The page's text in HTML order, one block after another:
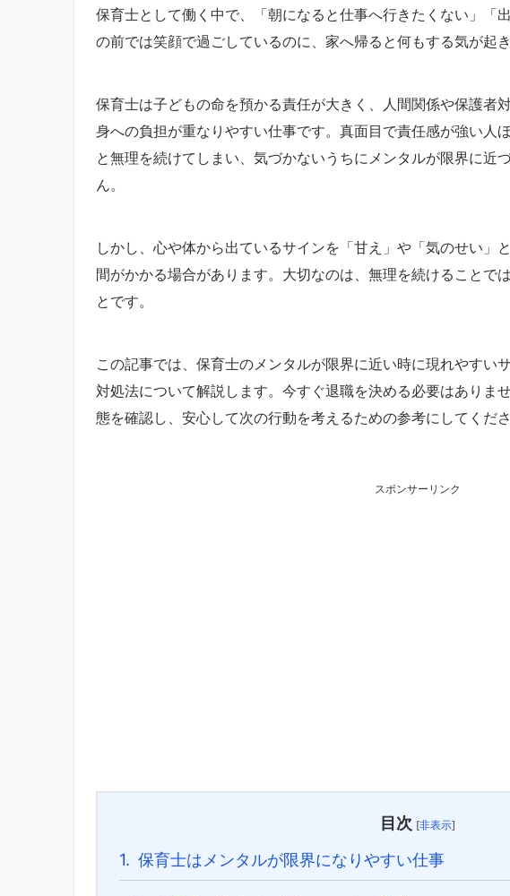
保育士として働く中で、「朝になると仕事へ行きたくない」「
の前では笑顔で過ごしているのに、家へ帰ると何もする気が起
保育士は子どもの命を預かる責任が大きく、人間関係や保護者
身への負担が重なりやすい仕事です。真面目で責任感が強い人
と無理を続けてしまい、気づかないうちにメンタルが限界に近
ん。
しかし、心や体から出ているサインを「甘え」や「気のせい」
間がかかる場合があります。大切なのは、無理を続けることで
とです。
この記事では、保育士のメンタルが限界に近い時に現れやすい
対処法について解説します。今すぐ退職を決める必要はありま
態を確認し、安心して次の行動を考えるための参考にしてくださ
スポンサーリンク
目次 [非表示]
1. 保育士はメンタルが限界になりやすい仕事